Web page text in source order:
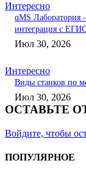
Интересно
qMS Лаборатория
интеграция с
Июл 30, 2026
Интересно
Виды станков по
Июл 30, 2026
ОСТАВЬТЕ
Войдите, чтобы
ПОПУЛЯРНОЕ